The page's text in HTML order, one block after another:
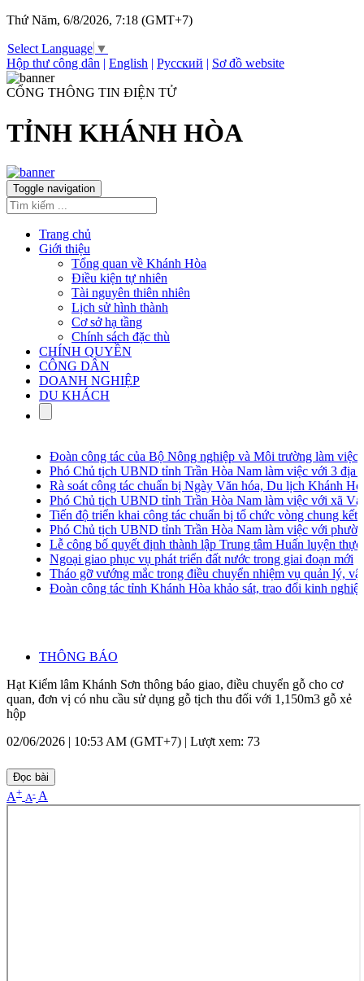
Thứ Năm, 6/8/2026, 7:18 (GMT+7)
Select Language ▼
Hộp thư công dân | English | Русский | Sơ đồ website
CỔNG THÔNG TIN ĐIỆN TỬ
TỈNH KHÁNH HÒA
Toggle navigation
Trang chủ
Giới thiệu
Tổng quan về Khánh Hòa
Điều kiện tự nhiên
Tài nguyên thiên nhiên
Lịch sử hình thành
Cơ sở hạ tầng
Chính sách đặc thù
CHÍNH QUYỀN
CÔNG DÂN
DOANH NGHIỆP
DU KHÁCH
Đoàn công tác của Bộ Nông nghiệp và Môi trường làm việc
Phó Chủ tịch UBND tỉnh Trần Hòa Nam làm việc với 3 địa
Rà soát công tác chuẩn bị Ngày Văn hóa, Du lịch Khánh
Phó Chủ tịch UBND tỉnh Trần Hòa Nam làm việc với xã
Tiến độ triển khai công tác chuẩn bị tổ chức vòng chung kết
Phó Chủ tịch UBND tỉnh Trần Hòa Nam làm việc với
Lễ công bố quyết định thành lập Trung tâm Huấn luyện thực
Ngoại giao phục vụ phát triển đất nước trong giai đoạn mới
Tháo gỡ vướng mắc trong điều chuyển nhiệm vụ quản lý,
Đoàn công tác tỉnh Khánh Hòa khảo sát, trao đổi kinh
THÔNG BÁO
Hạt Kiểm lâm Khánh Sơn thông báo giao, điều chuyển gỗ cho cơ
quan, đơn vị có nhu cầu sử dụng gỗ tịch thu đối với 1,150m3 gỗ xẻ
hộp
02/06/2026 | 10:53 AM (GMT+7) | Lượt xem: 73
Đọc bài
A+ A- A